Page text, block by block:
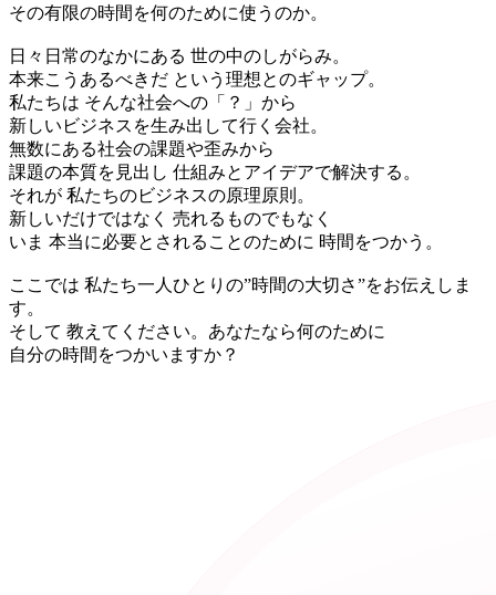
その有限の時間を何のために使うのか。
日々日常のなかにある 世の中のしがらみ。
本来こうあるべきだ という理想とのギャップ。
私たちは そんな社会への「？」から
新しいビジネスを生み出して行く会社。
無数にある社会の課題や歪みから
課題の本質を見出し 仕組みとアイデアで解決する。
それが 私たちのビジネスの原理原則。
新しいだけではなく 売れるものでもなく
いま 本当に必要とされることのために 時間をつかう。
ここでは 私たち一人ひとりの”時間の大切さ”をお伝えしま
す。
そして 教えてください。あなたなら何のために
自分の時間をつかいますか？